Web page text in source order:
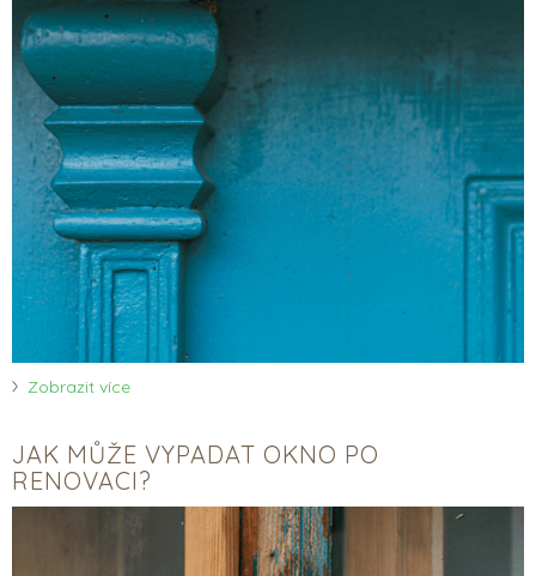
Zobrazit více
JAK MŮŽE VYPADAT OKNO PO
RENOVACI?